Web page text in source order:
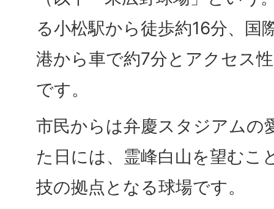
る小松駅から徒歩約16分、国
港から車で約7分とアクセス
です。
市民からは弁慶スタジアムの
た日には、霊峰白山を望むこ
技の拠点となる球場です。